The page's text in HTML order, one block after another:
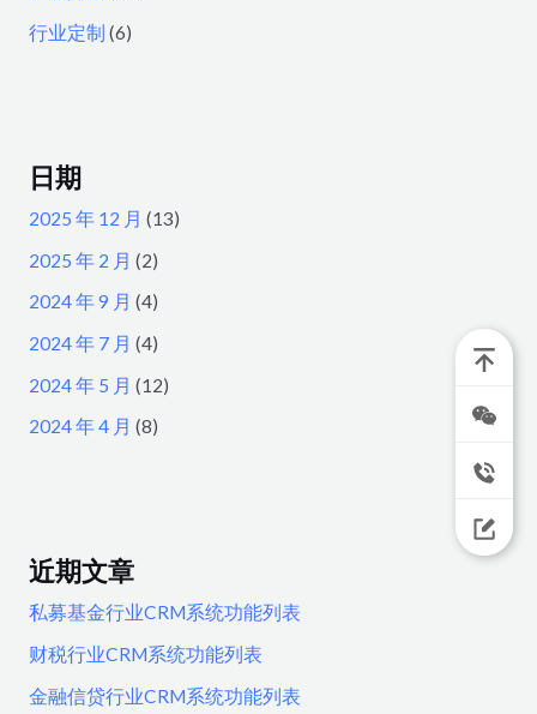
行业定制 (6)
日期
2025 年 12 月 (13)
2025 年 2 月 (2)
2024 年 9 月 (4)
2024 年 7 月 (4)
2024 年 5 月 (12)
2024 年 4 月 (8)
近期文章
私募基金行业CRM系统功能列表
财税行业CRM系统功能列表
金融信贷行业CRM系统功能列表